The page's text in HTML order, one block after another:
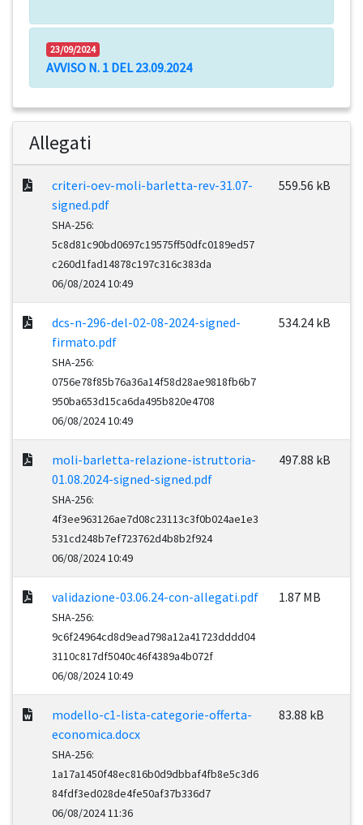
23/09/2024
AVVISO N. 1 DEL 23.09.2024
Allegati
criteri-oev-moli-barletta-rev-31.07-
signed.pdf
SHA-256:
5c8d81c90bd0697c19575ff50dfc0189ed57
c260d1fad14878c197c316c383da
06/08/2024 10:49
559.56 kB
dcs-n-296-del-02-08-2024-signed-
firmato.pdf
SHA-256:
0756e78f85b76a36a14f58d28ae9818fb6b7
950ba653d15ca6da495b820e4708
06/08/2024 10:49
534.24 kB
moli-barletta-relazione-istruttoria-
01.08.2024-signed-signed.pdf
SHA-256:
4f3ee963126ae7d08c23113c3f0b024ae1e3
531cd248b7ef723762d4b8b2f924
06/08/2024 10:49
497.88 kB
validazione-03.06.24-con-allegati.pdf
SHA-256:
9c6f24964cd8d9ead798a12a41723dddd04
3110c817df5040c46f4389a4b072f
06/08/2024 10:49
1.87 MB
modello-c1-lista-categorie-offerta-
economica.docx
SHA-256:
1a17a1450f48ec816b0d9dbbaf4fb8e5c3d6
84fdf3ed028de4fe50af37b336d7
06/08/2024 11:36
83.88 kB